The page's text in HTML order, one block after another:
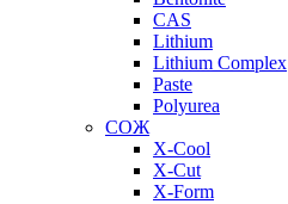
CAS
Lithium
Lithium Complex
Paste
Polyurea
СОЖ
X-Cool
X-Cut
X-Form